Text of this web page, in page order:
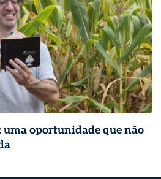
oportunidade que não